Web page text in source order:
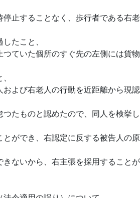
止することなく、歩行者である右老
たこと、
ていた個所のすぐ先の左側には貨物
よび右老人の行動を近距離から現認
たものと認めたので、同人を検挙し
ができ、右認定に反する被告人の原
ないから、右主張を採用することが